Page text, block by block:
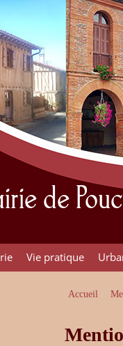
de
Vie pratique
Accueil